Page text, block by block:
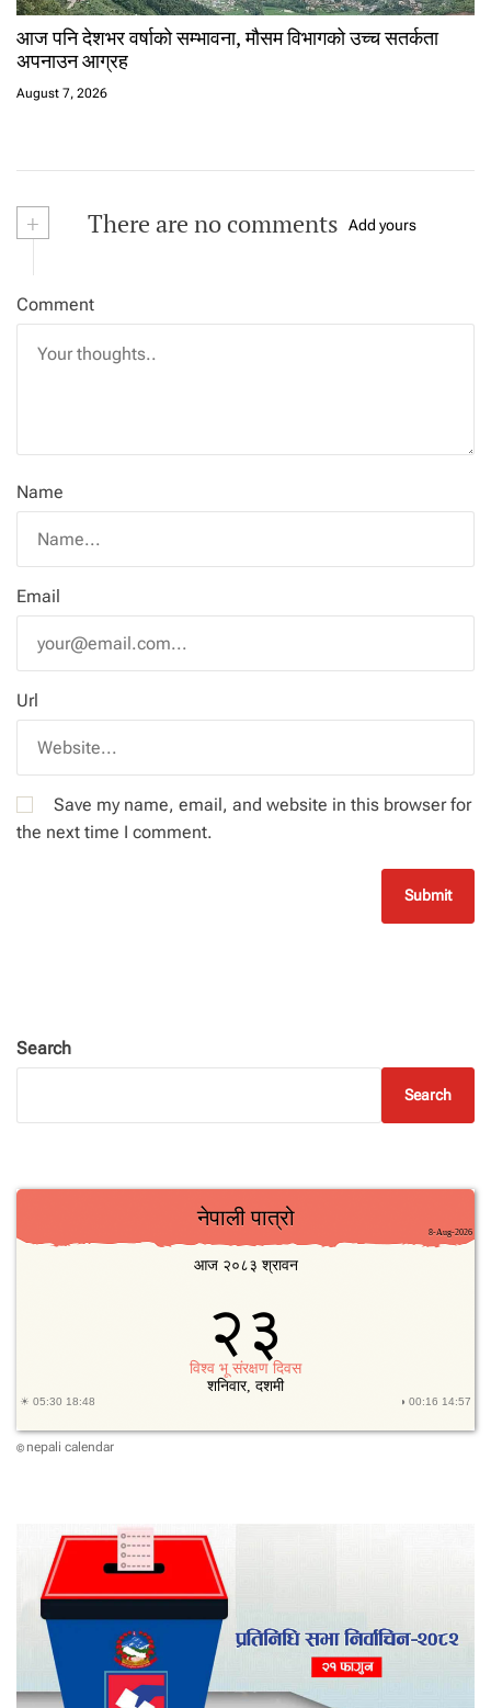
आज पनि देशभर वर्षाको सम्भावना, मौसम विभागको उच्च सतर्कता
अपनाउन आग्रह
August 7, 2026
+ There are no comments Add yours
Comment
Name
Email
Url
Save my name, email, and website in this browser for
the next time I comment.
Search
Search
© nepali calendar